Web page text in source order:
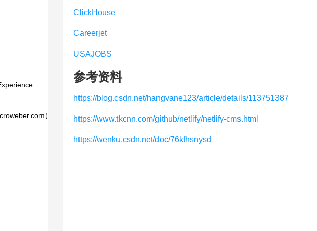
）
ClickHouse
Careerjet
USAJOBS
参考资料
https://blog.csdn.net/hangvane123/article/details/113751387
https://www.tkcnn.com/github/netlify/netlify-cms.html
https://wenku.csdn.net/doc/76kfhsnysd